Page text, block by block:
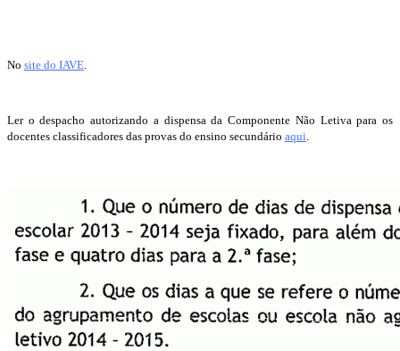
No site do IAVE
Ler o despacho autorizando a dispensa da Componente Não Letiva para os
docentes classificadores das provas do ensino secundário aqui.